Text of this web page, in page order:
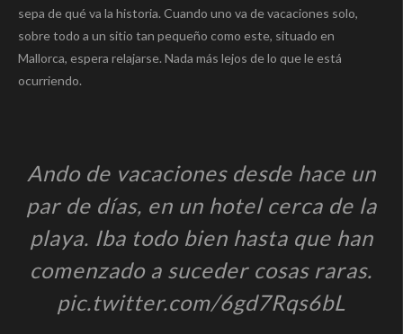
sepa de qué va la historia. Cuando uno va de vacaciones solo,
sobre todo a un sitio tan pequeño como este, situado en
Mallorca, espera relajarse. Nada más lejos de lo que le está
ocurriendo.
Ando de vacaciones desde hace un
par de días, en un hotel cerca de la
playa. Iba todo bien hasta que han
comenzado a suceder cosas raras.
pic.twitter.com/6gd7Rqs6bL